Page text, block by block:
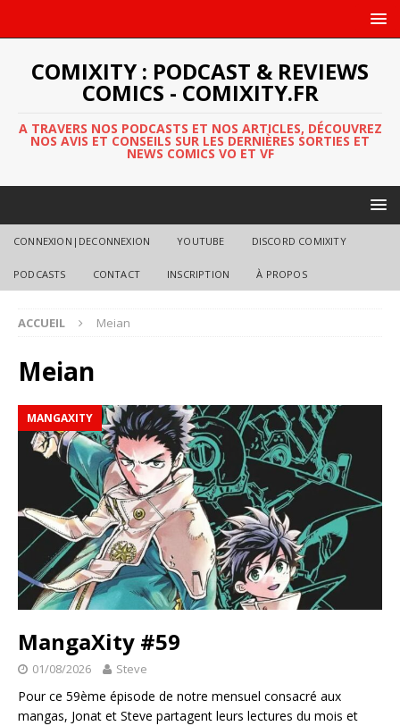
COMIXITY : PODCAST & REVIEWS
COMICS - COMIXITY.FR
A TRAVERS NOS PODCASTS ET NOS ARTICLES, DÉCOUVREZ
NOS AVIS ET CONSEILS SUR LES DERNIÈRES SORTIES ET
NEWS COMICS VO ET VF
CONNEXION|DECONNEXION YOUTUBE DISCORD COMIXITY
PODCASTS CONTACT INSCRIPTION À PROPOS
ACCUEIL Meian
Meian
MANGAXITY
MangaXity #59
01/08/2026 Steve
Pour ce 59ème épisode de notre mensuel consacré aux
mangas, Jonat et Steve partagent leurs lectures du mois et